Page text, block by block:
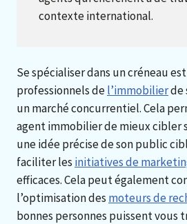
contexte international.
Se spécialiser dans un créneau
professionnels del’immobilierde
un marché concurrentiel. Cela
agent immobilier de mieux cibler
une idée précise de son public
faciliter les initiatives de
efficaces. Cela peut également
l’optimisation des moteurs de
bonnes personnes puissent vous